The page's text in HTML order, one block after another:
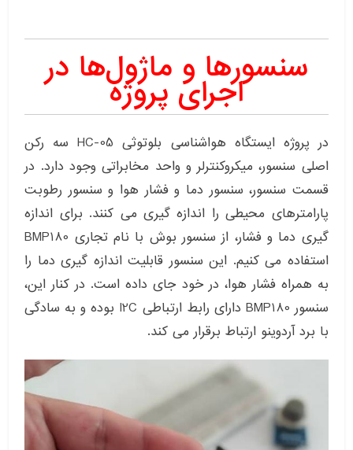
سنسورها و ماژول‌ها در
اجرای پروژه
در پروژه ایستگاه هواشناسی بلوتوثی HC-05 سه رکن
اصلی سنسور، میکروکنترلر و واحد مخابراتی وجود دارد. در
قسمت سنسور، سنسور دما و فشار هوا و سنسور رطوبت
پارامترهای محیطی را اندازه گیری می کنند. برای اندازه
گیری دما و فشار، از سنسور بوش با نام تجاری BMP180
استفاده می کنیم. این سنسور قابلیت اندازه گیری دما را
به همراه فشار هوا، در خود جای داده است. در کنار این،
سنسور BMP180 دارای رابط ارتباطی I2C بوده و به سادگی
با برد آردوینو ارتباط برقرار می کند.